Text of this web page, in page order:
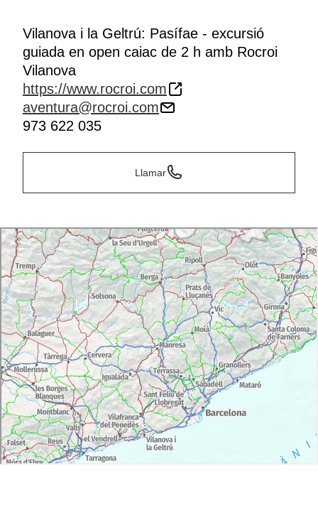
Vilanova i la Geltrú: Pasífae - excursió
guiada en open caiac de 2 h amb Rocroi
Vilanova
https://www.rocroi.com
aventura@rocroi.com
973 622 035
Llamar